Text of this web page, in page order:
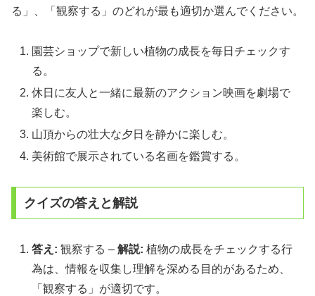
る」、「観察する」のどれが最も適切か選んでください。
園芸ショップで新しい植物の成長を毎日チェックす
る。
休日に友人と一緒に最新のアクション映画を劇場で
楽しむ。
山頂からの壮大な夕日を静かに楽しむ。
美術館で展示されている名画を鑑賞する。
クイズの答えと解説
答え: 観察する –解説: 植物の成長をチェックする行
為は、情報を収集し理解を深める目的があるため、
「観察する」が適切です。